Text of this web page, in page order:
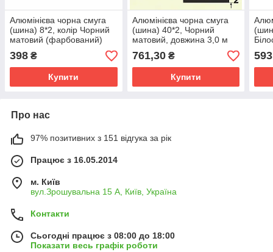
Алюмінієва чорна смуга
(шина) 8*2, колір Чорний
матовий (фарбований)
398 ₴
Купити
Алюмінієва чорна смуга
(шина) 40*2, Чорний
матовий, довжина 3,0 м
761,30₴
Купити
Про нас
97% позитивних з 151 відгука за рік
Працює з 16.05.2014
м. Київ
вул.Зрошувальна 15 А, Київ, Україна
Контакти
Сьогодні працює з 08:00 до 18:00
Показати весь графік роботи